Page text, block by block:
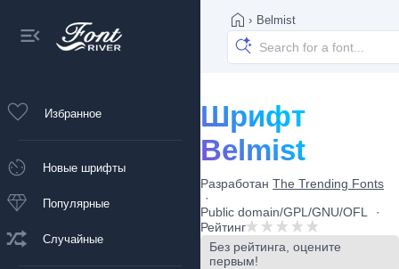
Избранное
Новые шрифты
Популярные
Случайные
› Belmist
Шрифт
Belmist
Разработан The Trending Fonts
Public domain/GPL/GNU/OFL
Рейтинг
Без рейтинга, оцените
первым!